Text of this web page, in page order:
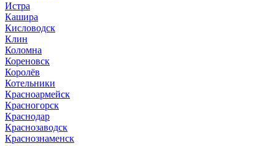
Истра
Кашира
Кисловодск
Клин
Коломна
Кореновск
Королёв
Котельники
Красноармейск
Красногорск
Краснодар
Краснозаводск
Краснознаменск